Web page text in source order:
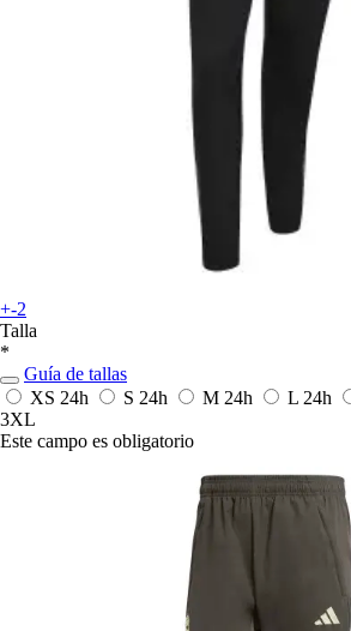
+-2
Talla
*
Guía de tallas
XS 24h S 24h M 24h L 24h
3XL
Este campo es obligatorio